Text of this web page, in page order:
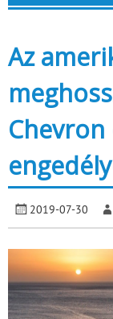
Az
2019-07-30